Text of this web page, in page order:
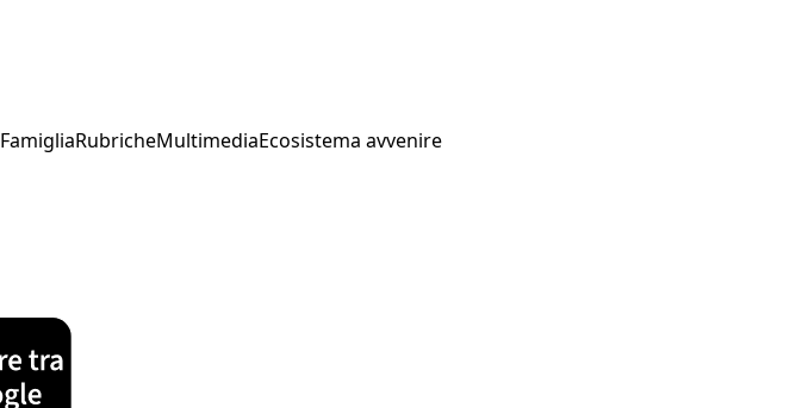
FamigliaRubricheMultimediaEcosistema avvenire